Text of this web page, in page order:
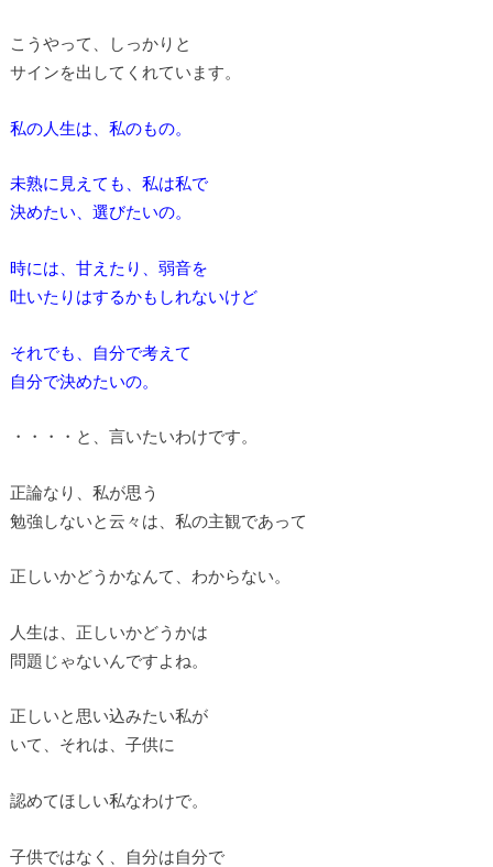
こうやって、しっかりと
サインを出してくれています。
私の人生は、私のもの。
未熟に見えても、私は私で
決めたい、選びたいの。
時には、甘えたり、弱音を
吐いたりはするかもしれないけど
それでも、自分で考えて
自分で決めたいの。
・・・・と、言いたいわけです。
正論なり、私が思う
勉強しないと云々は、私の主観であって
正しいかどうかなんて、わからない。
人生は、正しいかどうかは
問題じゃないんですよね。
正しいと思い込みたい私が
いて、それは、子供に
認めてほしい私なわけで。
子供ではなく、自分は自分で